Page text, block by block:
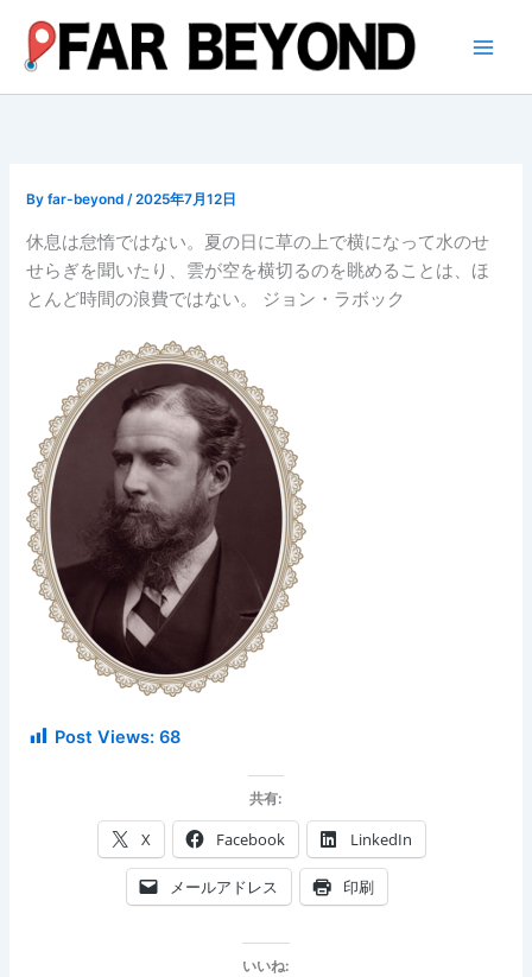
ス
Byfar-beyond/2025年7月12日
休息は怠惰ではない。夏の日に草の上で横になって水のせ
せらぎを聞いたり、雲が空を横切るのを眺めることは、ほ
とんど時間の浪費ではない。 ジョン・ラボック
Post Views: 68
共有:
X Facebook LinkedIn
メールアドレス 印刷
いいね: